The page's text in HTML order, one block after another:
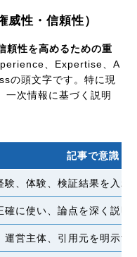
性・信頼性）
頼性を高めるための重
、Expertise、A
頭文字です。特に現
一次情報に基づく説明
記事で意識し
験、体験、検証結果を入れ
確に使い、論点を深く説明
運営主体、引用元を明示す